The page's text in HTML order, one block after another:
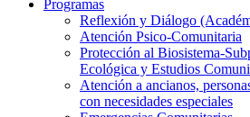
Programas
Reflexión y Diálogo
Atención Psico-Comunitaria
Protección al Biosistema-
Ecológica y Estudios
Atención a ancianos,
con necesidades especiales